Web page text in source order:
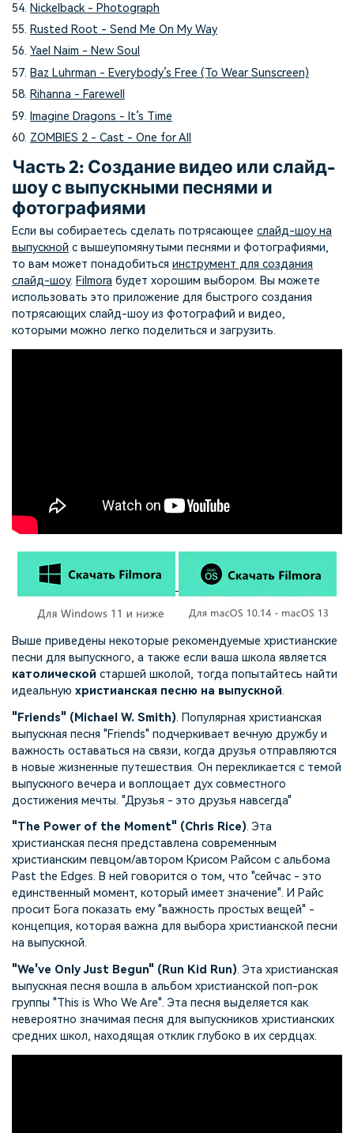
54. Nickelback - Photograph
55. Rusted Root - Send Me On My Way
56. Yael Naim - New Soul
57. Baz Luhrman - Everybody’s Free (To Wear Sunscreen)
58. Rihanna - Farewell
59. Imagine Dragons - It’s Time
60. ZOMBIES 2 - Cast - One for All
Часть 2: Создание видео или слайд-
шоу с выпускными песнями и
фотографиями
Если вы собираетесь сделать потрясающее слайд-шоу на
выпускной с вышеупомянутыми песнями и фотографиями,
то вам может понадобиться инструмент для создания
слайд-шоу. Filmora будет хорошим выбором. Вы можете
использовать это приложение для быстрого создания
потрясающих слайд-шоу из фотографий и видео,
которыми можно легко поделиться и загрузить.
Выше приведены некоторые рекомендуемые христианские
песни для выпускного, а также если ваша школа является
католической старшей школой, тогда попытайтесь найти
идеальную христианская песню на выпускной.
"Friends" (Michael W. Smith). Популярная христианская
выпускная песня "Friends" подчеркивает вечную дружбу и
важность оставаться на связи, когда друзья отправляются
в новые жизненные путешествия. Он перекликается с темой
выпускного вечера и воплощает дух совместного
достижения мечты. "Друзья - это друзья навсегда"
"The Power of the Moment" (Chris Rice). Эта
христианская песня представлена современным
христианским певцом/автором Крисом Райсом с альбома
Past the Edges. В ней говорится о том, что "сейчас - это
единственный момент, который имеет значение". И Райс
просит Бога показать ему "важность простых вещей" -
концепция, которая важна для выбора христианской песни
на выпускной.
"We've Only Just Begun" (Run Kid Run). Эта христианская
выпускная песня вошла в альбом христианской поп-рок
группы "This is Who We Are". Эта песня выделяется как
невероятно значимая песня для выпускников христианских
средних школ, находящая отклик глубоко в их сердцах.